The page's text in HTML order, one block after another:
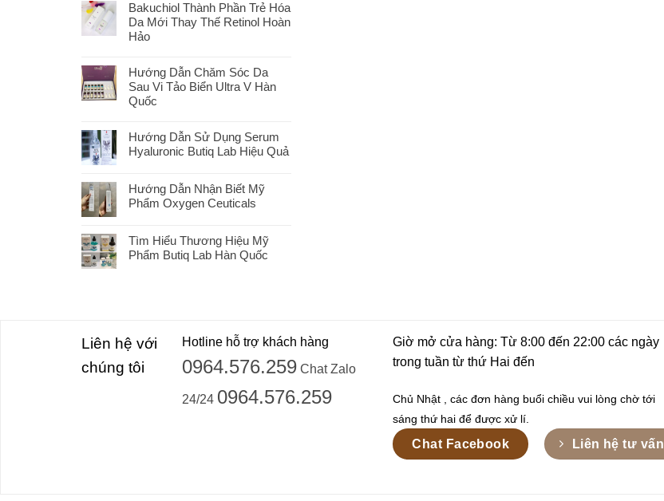
Bakuchiol Thành Phần Trẻ Hóa
Da Mới Thay Thế Retinol Hoàn
Hảo
Hướng Dẫn Chăm Sóc Da
Sau Vi Tảo Biển Ultra V Hàn
Quốc
Hướng Dẫn Sử Dụng Serum
Hyaluronic Butiq Lab Hiệu Quả
Hướng Dẫn Nhận Biết Mỹ
Phẩm Oxygen Ceuticals
Tìm Hiểu Thương Hiệu Mỹ
Phẩm Butiq Lab Hàn Quốc
Liên hệ với
chúng tôi
Hotline hỗ trợ khách hàng
0964.576.259 Chat Zalo
24/24 0964.576.259
Giờ mở cửa hàng: Từ 8:00 đến 22:00 các ngày
trong tuần từ thứ Hai đến
Chủ Nhật , các đơn hàng buổi chiều vui lòng chờ tới
sáng thứ hai để được xử lí.
Chat Facebook Liên hệ tư vấn